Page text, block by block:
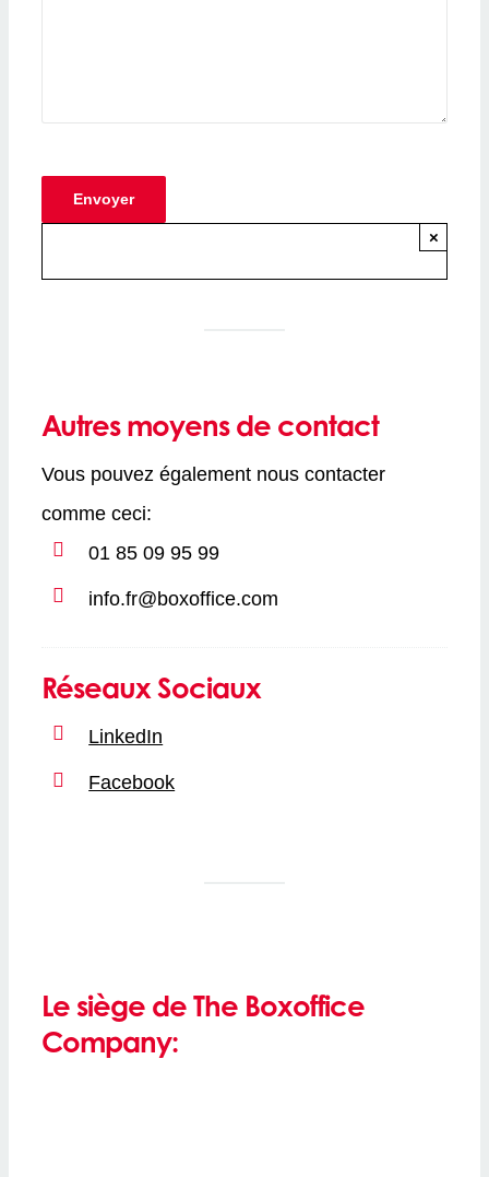
×
Autres moyens de contact
Vous pouvez également nous contacter
comme ceci:
01 85 09 95 99
info.fr@boxoffice.com
Réseaux Sociaux
LinkedIn
Facebook
Le siège de The Boxoffice
Company: